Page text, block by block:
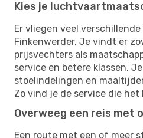
Kies je
Er vliegen veel
Finkenwerder. Je vindt er
prijsvechters als
service en betere klassen.
stoelindelingen en
Zo vind je de service die
Overweeg een reis met
Een route met een of meer